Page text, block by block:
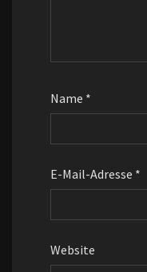
Name *
E-Mail-Adresse *
Website